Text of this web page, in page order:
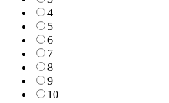
4
5
6
7
8
9
10